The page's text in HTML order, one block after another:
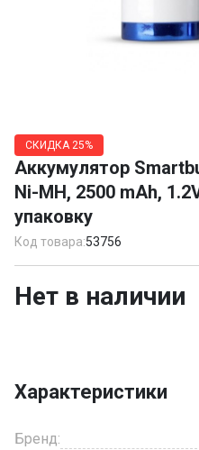
of
1
СКИДКА 25%
Аккумулятор
Ni-MH, 2500 mAh,
упаковку
Код товара:53756
Нет в наличии
Характеристики
Бренд: